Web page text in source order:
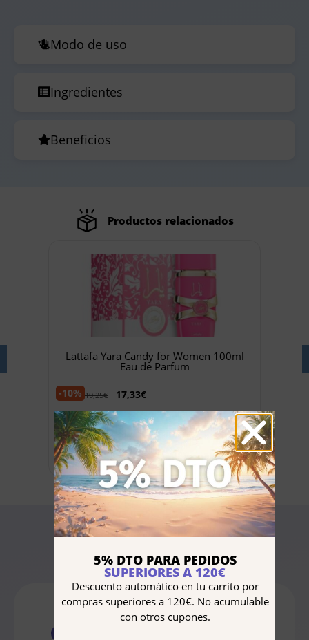
Modo de uso
Ingredientes
Beneficios
Productos relacionados
Lattafa Yara Candy for Women 100ml
Eau de Parfum
-10% 19,25€ 17,33€
Añadir al carrito
Preguntas frecuentes
¿Qué tipo de fragancia es
5% DTO PARA PEDIDOS
SUPERIORES A 120€
Descuento automático en tu carrito por
compras superiores a 120€. No acumulable
con otros cupones.